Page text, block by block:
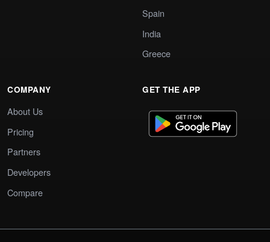
Spain
India
Greece
COMPANY
About Us
Pricing
Partners
Developers
Compare
GET THE APP